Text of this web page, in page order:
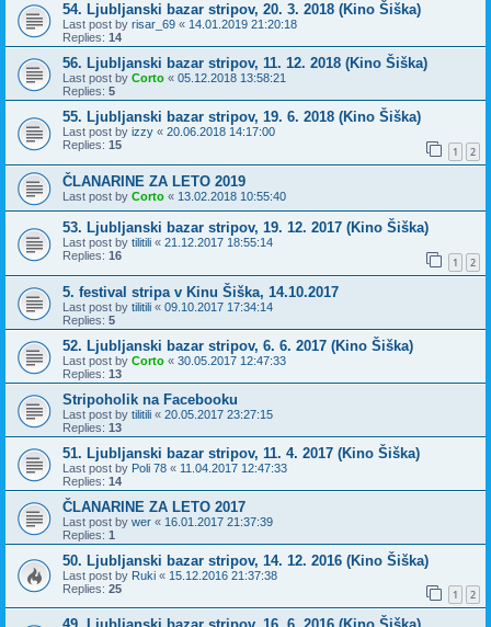
54. Ljubljanski bazar stripov, 20. 3. 2018 (Kino Šiška)
Last post by risar_69 « 14.01.2019 21:20:18
Replies: 14
56. Ljubljanski bazar stripov, 11. 12. 2018 (Kino Šiška)
Last post by Corto « 05.12.2018 13:58:21
Replies: 5
55. Ljubljanski bazar stripov, 19. 6. 2018 (Kino Šiška)
Last post by izzy « 20.06.2018 14:17:00
Replies: 15 1 2
ČLANARINE ZA LETO 2019
Last post by Corto « 13.02.2018 10:55:40
53. Ljubljanski bazar stripov, 19. 12. 2017 (Kino Šiška)
Last post by tilitili « 21.12.2017 18:55:14
Replies: 16 1 2
5. festival stripa v Kinu Šiška, 14.10.2017
Last post by tilitili « 09.10.2017 17:34:14
Replies: 5
52. Ljubljanski bazar stripov, 6. 6. 2017 (Kino Šiška)
Last post by Corto « 30.05.2017 12:47:33
Replies: 13
Stripoholik na Facebooku
Last post by tilitili « 20.05.2017 23:27:15
Replies: 13
51. Ljubljanski bazar stripov, 11. 4. 2017 (Kino Šiška)
Last post by Poli 78 « 11.04.2017 12:47:33
Replies: 14
ČLANARINE ZA LETO 2017
Last post by wer « 16.01.2017 21:37:39
Replies: 1
50. Ljubljanski bazar stripov, 14. 12. 2016 (Kino Šiška)
Last post by Ruki « 15.12.2016 21:37:38
Replies: 25 1 2